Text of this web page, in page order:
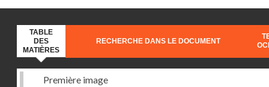
TABLE
DES
MATIÈRES
RECHERCHE DANS LE DOCUMENT
Première image